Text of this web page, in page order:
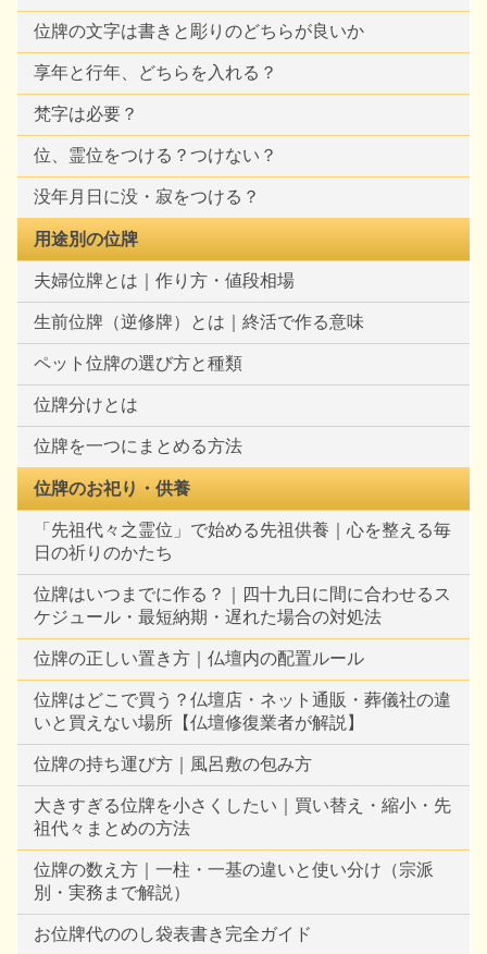
位牌の文字は書きと彫りのどちらが良いか
享年と行年、どちらを入れる？
梵字は必要？
位、霊位をつける？つけない？
没年月日に没・寂をつける？
用途別の位牌
夫婦位牌とは｜作り方・値段相場
生前位牌（逆修牌）とは｜終活で作る意味
ペット位牌の選び方と種類
位牌分けとは
位牌を一つにまとめる方法
位牌のお祀り・供養
「先祖代々之霊位」で始める先祖供養｜心を整える毎
日の祈りのかたち
位牌はいつまでに作る？｜四十九日に間に合わせるス
ケジュール・最短納期・遅れた場合の対処法
位牌の正しい置き方｜仏壇内の配置ルール
位牌はどこで買う？仏壇店・ネット通販・葬儀社の違
いと買えない場所【仏壇修復業者が解説】
位牌の持ち運び方｜風呂敷の包み方
大きすぎる位牌を小さくしたい｜買い替え・縮小・先
祖代々まとめの方法
位牌の数え方｜一柱・一基の違いと使い分け（宗派
別・実務まで解説）
お位牌代ののし袋表書き完全ガイド